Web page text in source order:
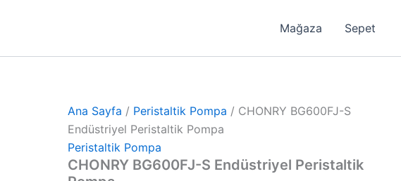
Mağaza Sepet
Ana Sayfa / Peristaltik Pompa / CHONRY BG600FJ-S
Endüstriyel Peristaltik Pompa
Peristaltik Pompa
CHONRY BG600FJ-S Endüstriyel Peristaltik